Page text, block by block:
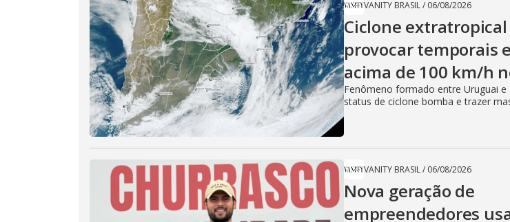
VANITY BRASIL/ 06/08/2026
Ciclone
provocar temporais
acima de 100 km/h
Fenômeno formado entre Uruguai e
status de ciclone bomba e trazer
VANITY BRASIL/ 06/08/2026
Nova geração de
empreendedores